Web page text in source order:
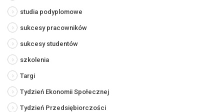
studia podyplomowe
sukcesy pracowników
sukcesy studentów
szkolenia
Targi
Tydzień Ekonomii Społecznej
Tydzień Przedsiębiorczości